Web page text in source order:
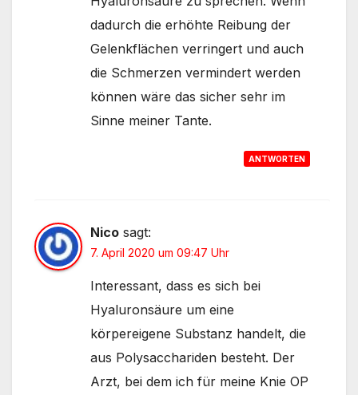
dadurch die erhöhte Reibung der
Gelenkflächen verringert und auch
die Schmerzen vermindert werden
können wäre das sicher sehr im
Sinne meiner Tante.
ANTWORTEN
Nico sagt:
7. April 2020 um 09:47 Uhr
Interessant, dass es sich bei
Hyaluronsäure um eine
körpereigene Substanz handelt, die
aus Polysacchariden besteht. Der
Arzt, bei dem ich für meine Knie OP